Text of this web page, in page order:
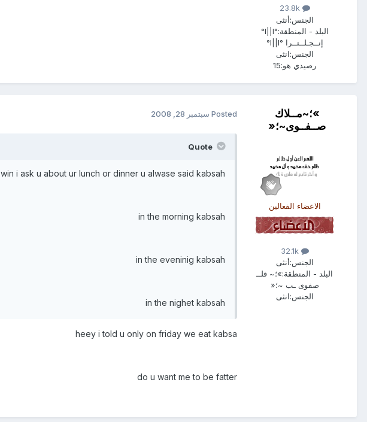
23.8k
الجنس:أنثى
البلد - المنطقة:
°l||l°
إنــجـلــتــرا °l||l°
الجنس:انثى
رصيدي هو:15
»؛~مــلاك
صــفــوى~؛«
الاعضاء الفعالين
32.1k
الجنس:أنثى
البلد - المنطقة:»؛~ قلــ
صفوى ـب ~؛«
الجنس:انثى
Posted سبتمبر 28, 2008
win i ask u about ur lunch or dinner u alwase said kabsah
in the morning kabsah
in the eveninig kabsah
in the nighet kabsah
heey i told u only on friday we eat kabsa
do u want me to be fatter